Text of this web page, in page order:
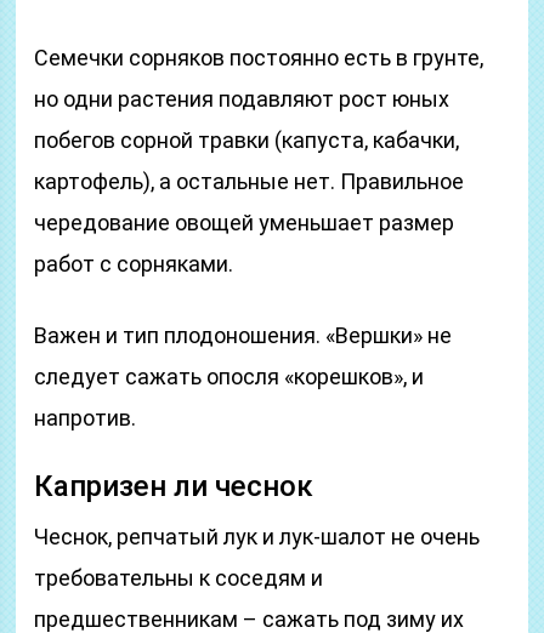
Семечки сорняков постоянно есть в грунте,
но одни растения подавляют рост юных
побегов сорной травки (капуста, кабачки,
картофель), а остальные нет. Правильное
чередование овощей уменьшает размер
работ с сорняками.
Важен и тип плодоношения. «Вершки» не
следует сажать опосля «корешков», и
напротив.
Капризен ли чеснок
Чеснок, репчатый лук и лук-шалот не очень
требовательны к соседям и
предшественникам – сажать под зиму их